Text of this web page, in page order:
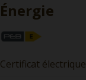
Énergie
Certificat électrique